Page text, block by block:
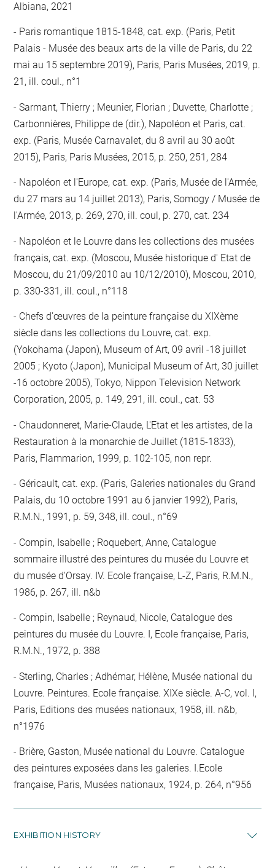
Albiana, 2021
Paris romantique 1815-1848, cat. exp. (Paris, Petit
Palais - Musée des beaux arts de la ville de Paris, du 22
mai au 15 septembre 2019), Paris, Paris Musées, 2019, p.
21, ill. coul., n°1
Sarmant, Thierry ; Meunier, Florian ; Duvette, Charlotte ;
Carbonnières, Philippe de (dir.), Napoléon et Paris, cat.
exp. (Paris, Musée Carnavalet, du 8 avril au 30 août
2015), Paris, Paris Musées, 2015, p. 250, 251, 284
Napoléon et l'Europe, cat. exp. (Paris, Musée de l'Armée,
du 27 mars au 14 juillet 2013), Paris, Somogy / Musée de
l'Armée, 2013, p. 269, 270, ill. coul, p. 270, cat. 234
Napoléon et le Louvre dans les collections des musées
français, cat. exp. (Moscou, Musée historique d' Etat de
Moscou, du 21/09/2010 au 10/12/2010), Moscou, 2010,
p. 330-331, ill. coul., n°118
Chefs d’œuvres de la peinture française du XIXème
siècle dans les collections du Louvre, cat. exp.
(Yokohama (Japon), Museum of Art, 09 avril -18 juillet
2005 ; Kyoto (Japon), Municipal Museum of Art, 30 juillet
-16 octobre 2005), Tokyo, Nippon Television Network
Corporation, 2005, p. 149, 291, ill. coul., cat. 53
Chaudonneret, Marie-Claude, L'Etat et les artistes, de la
Restauration à la monarchie de Juillet (1815-1833),
Paris, Flammarion, 1999, p. 102-105, non repr.
Géricault, cat. exp. (Paris, Galeries nationales du Grand
Palais, du 10 octobre 1991 au 6 janvier 1992), Paris,
R.M.N., 1991, p. 59, 348, ill. coul., n°69
Compin, Isabelle ; Roquebert, Anne, Catalogue
sommaire illustré des peintures du musée du Louvre et
du musée d'Orsay. IV. Ecole française, L-Z, Paris, R.M.N.,
1986, p. 267, ill. n&b
Compin, Isabelle ; Reynaud, Nicole, Catalogue des
peintures du musée du Louvre. I, Ecole française, Paris,
R.M.N., 1972, p. 388
Sterling, Charles ; Adhémar, Hélène, Musée national du
Louvre. Peintures. Ecole française. XIXe siècle. A-C, vol. I,
Paris, Editions des musées nationaux, 1958, ill. n&b,
n°1976
Brière, Gaston, Musée national du Louvre. Catalogue
des peintures exposées dans les galeries. I.Ecole
française, Paris, Musées nationaux, 1924, p. 264, n°956
EXHIBITION HISTORY